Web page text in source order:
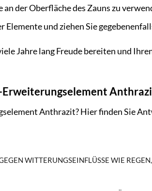
an der Oberfläche des Zauns zu
und ziehen Sie
Jahre lang Freude bereiten und
Erweiterungselement
Anthrazit? Hier finden Sie
WITTERUNGSEINFLÜSSE WIE